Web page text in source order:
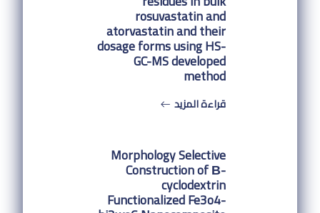
rosuvastatin and
atorvastatin and their
dosage forms using HS-
GC-MS developed
method
قراءة المزيد
Morphology Selective
Construction of Β-
cyclodextrin
Functionalized Fe3o4-